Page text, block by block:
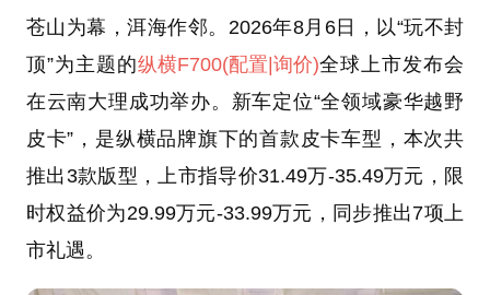
苍山为幕，洱海作邻。2026年8月6日，以“玩不封
顶”为主题的纵横F700(配置 |询价)全球上市发布会
在云南大理成功举办。新车定位“全领域豪华越野
皮卡”，是纵横品牌旗下的首款皮卡车型，本次共
推出3款版型，上市指导价31.49万-35.49万元，限
时权益价为29.99万元-33.99万元，同步推出7项上
市礼遇。